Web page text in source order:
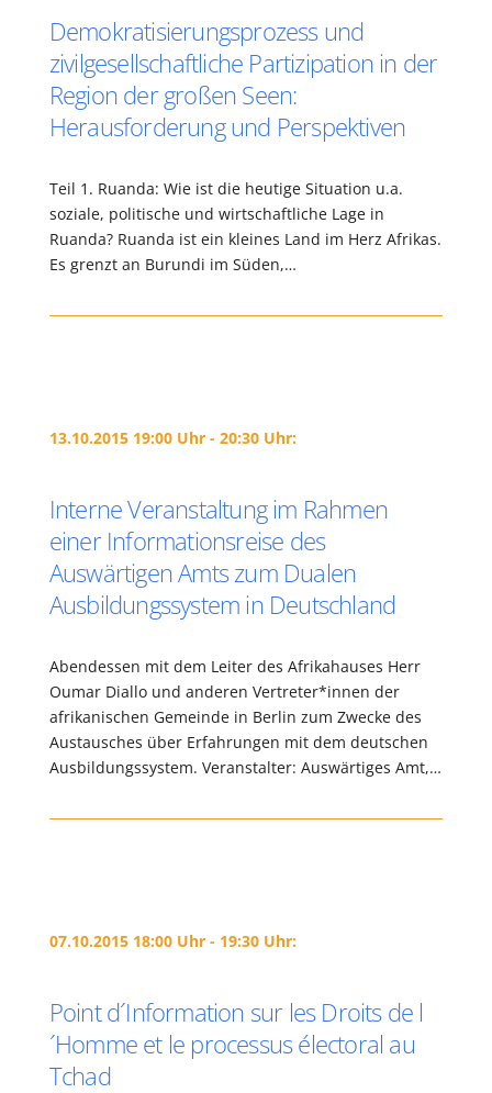
Demokratisierungsprozess und
zivilgesellschaftliche Partizipation in der
Region der großen Seen:
Herausforderung und Perspektiven
Teil 1. Ruanda: Wie ist die heutige Situation u.a.
soziale, politische und wirtschaftliche Lage in
Ruanda? Ruanda ist ein kleines Land im Herz Afrikas.
Es grenzt an Burundi im Süden,…
13.10.2015 19:00 Uhr - 20:30 Uhr:
Interne Veranstaltung im Rahmen
einer Informationsreise des
Auswärtigen Amts zum Dualen
Ausbildungssystem in Deutschland
Abendessen mit dem Leiter des Afrikahauses Herr
Oumar Diallo und anderen Vertreter*innen der
afrikanischen Gemeinde in Berlin zum Zwecke des
Austausches über Erfahrungen mit dem deutschen
Ausbildungssystem. Veranstalter: Auswärtiges Amt,…
07.10.2015 18:00 Uhr - 19:30 Uhr:
Point d´Information sur les Droits de l
´Homme et le processus électoral au
Tchad